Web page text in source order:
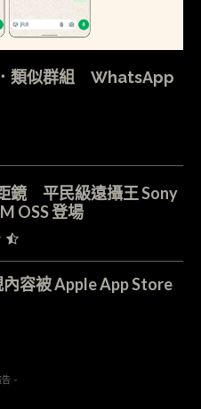
類似群組 WhatsApp
鏡 平民級遠攝王 Sony
OSS 登場
容被 Apple App Store
告 -